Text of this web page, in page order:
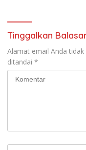
Tinggalkan
Alamat email Anda tidak
ditandai *